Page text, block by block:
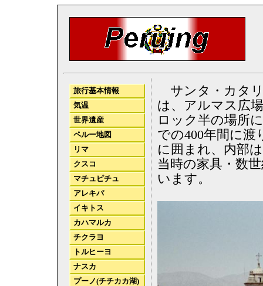
サンタ・カタリ
は、アルマス広
ロック半の場所
での400年間に
に囲まれ、内部
当時の家具・数
います。
旅行基本情報
気温
世界遺産
ペルー地図
リマ
クスコ
マチュピチュ
アレキパ
イキトス
カハマルカ
チクラヨ
トルヒーヨ
ナスカ
プーノ(チチカカ湖)